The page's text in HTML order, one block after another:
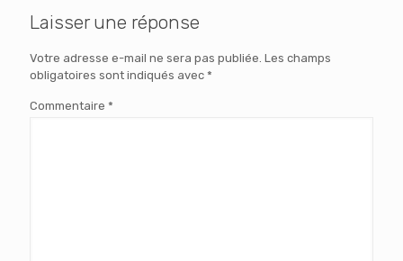
Laisser une réponse
Votre adresse e-mail ne sera pas publiée. Les champs
obligatoires sont indiqués avec *
Commentaire *